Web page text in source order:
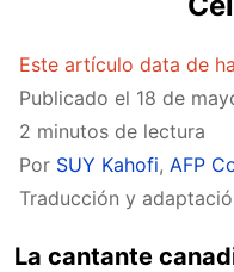
Este artículo data de
Publicado el 18 de
2 minutos de lectura
Por SUY Kahofi, AFP
Traducción y
La cantante